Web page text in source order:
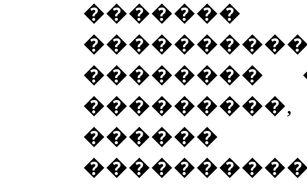
��������
������